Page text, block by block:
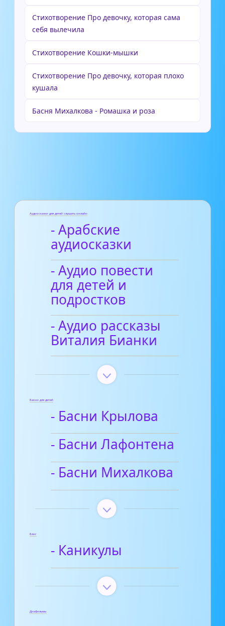
Стихотворение Про девочку, которая сама
себя вылечила
Стихотворение Кошки-мышки
Стихотворение Про девочку, которая плохо
кушала
Басня Михалкова - Ромашка и роза
Аудиосказки для детей слушать онлайн
- Арабские
аудиосказки
- Аудио повести
для детей и
подростков
- Аудио рассказы
Виталия Бианки
Басни для детей
- Басни Крылова
- Басни Лафонтена
- Басни Михалкова
Блог
- Каникулы
Диафильмы